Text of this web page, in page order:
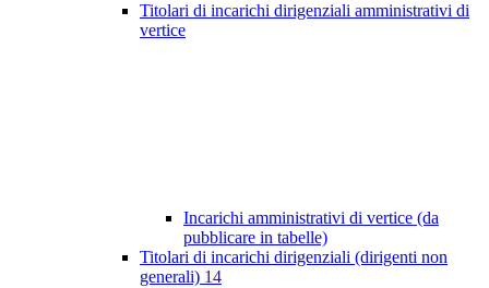
Titolari di incarichi dirigenziali amministrativi di
vertice
Incarichi amministrativi di vertice (da
pubblicare in tabelle)
Titolari di incarichi dirigenziali (dirigenti non
generali) 14